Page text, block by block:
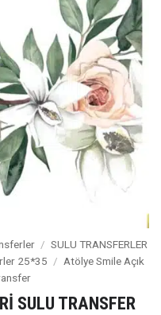
/ SULU TRANSFERLER
25*35 / Atölye Smile Açık
SULU TRANSFER